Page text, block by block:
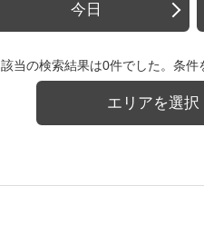
今日
該当の検索結果は0件でした。条件
エリアを選択